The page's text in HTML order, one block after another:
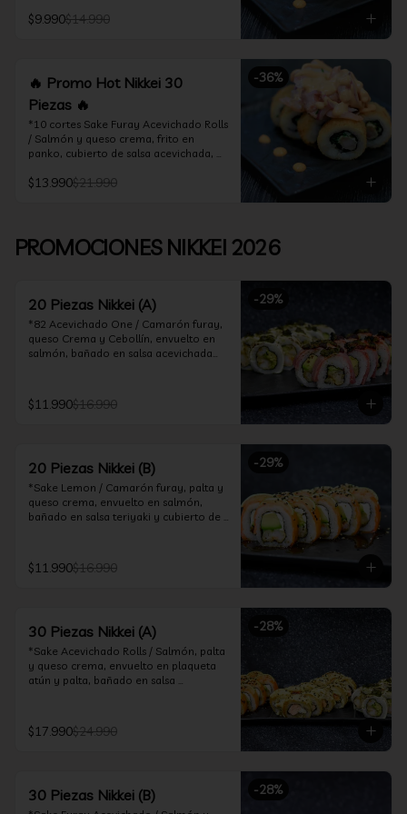
$9.990$14.990
-36%
🔥 Promo Hot Nikkei 30
Piezas 🔥
*10 cortes Sake Furay Acevichado Rolls
/ Salmón y queso crema, frito en
panko, cubierto de salsa acevichada,
*10 cortes Maguro Acevichado Rolls /
acevichado
$13.990$21.990
PROMOCIONES NIKKEI 2026
-29%
20 Piezas Nikkei (A)
*82 Acevichado One / Camarón furay,
queso Crema y Cebollín, envuelto en
salmón, bañado en salsa acevichada
y cebollin, frito en panko cubierto de
ceviche hot.
$11.990$16.990
-29%
20 Piezas Nikkei (B)
*Sake Lemon / Camarón furay, palta y
queso crema, envuelto en salmón,
bañado en salsa teriyaki y cubierto de
*Shrimp Fire Rolls /Palta y camarón
furay, envuelto en queso crema
*Incluye 2 palitos, 2 soya 30ml, 1 salsa
teriyaki 30ml
$11.990$16.990
-28%
30 Piezas Nikkei (A)
*Sake Acevichado Rolls / Salmón, palta
y queso crema, envuelto en plaqueta
atún y palta, bañado en salsa
*Shrimp Fire Rolls / Palta y camarón
furay, envuelto en queso crema
*Almond Furay / Pollo teriyaki, queso
crema y almendras tostadas, frito en
$17.990$24.990
-28%
30 Piezas Nikkei (B)